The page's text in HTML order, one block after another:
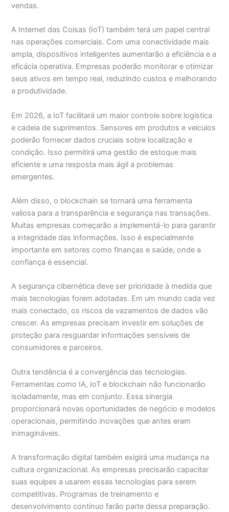
vendas.
A Internet das Coisas (IoT) também terá um papel central
nas operações comerciais. Com uma conectividade mais
ampla, dispositivos inteligentes aumentarão a eficiência e a
eficácia operativa. Empresas poderão monitorar e otimizar
seus ativos em tempo real, reduzindo custos e melhorando
a produtividade.
Em 2026, a IoT facilitará um maior controle sobre logística
e cadeia de suprimentos. Sensores em produtos e veículos
poderão fornecer dados cruciais sobre localização e
condição. Isso permitirá uma gestão de estoque mais
eficiente e uma resposta mais ágil a problemas
emergentes.
Além disso, o blockchain se tornará uma ferramenta
valiosa para a transparência e segurança nas transações.
Muitas empresas começarão a implementá-lo para garantir
a integridade das informações. Isso é especialmente
importante em setores como finanças e saúde, onde a
confiança é essencial.
A segurança cibernética deve ser prioridade à medida que
mais tecnologias forem adotadas. Em um mundo cada vez
mais conectado, os riscos de vazamentos de dados vão
crescer. As empresas precisam investir em soluções de
proteção para resguardar informações sensíveis de
consumidores e parceiros.
Outra tendência é a convergência das tecnologias.
Ferramentas como IA, IoT e blockchain não funcionarão
isoladamente, mas em conjunto. Essa sinergia
proporcionará novas oportunidades de negócio e modelos
operacionais, permitindo inovações que antes eram
inimagináveis.
A transformação digital também exigirá uma mudança na
cultura organizacional. As empresas precisarão capacitar
suas equipes a usarem essas tecnologias para serem
competitivas. Programas de treinamento e
desenvolvimento contínuo farão parte dessa preparação.